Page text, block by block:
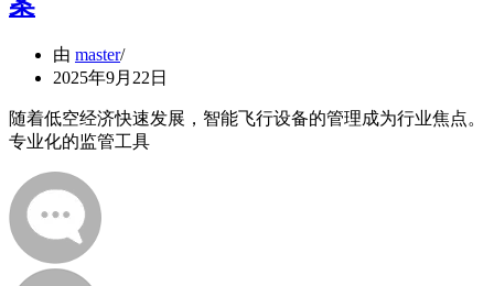
由 master
2025年9月22日
随着低空经济快速发展，智能飞行设备的管理成为行业焦点。
专业化的监管工具